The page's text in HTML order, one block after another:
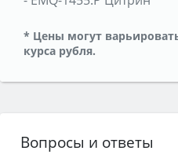
* Цены могут
курса рубля.
Вопросы и ответы